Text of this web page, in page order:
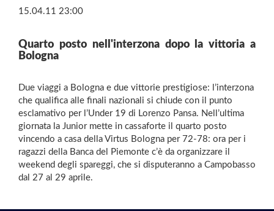
15.04.11 23:00
Quarto posto nell'interzona dopo la vittoria a
Bologna
Due viaggi a Bologna e due vittorie prestigiose: l’interzona
che qualifica alle finali nazionali si chiude con il punto
esclamativo per l’Under 19 di Lorenzo Pansa. Nell’ultima
giornata la Junior mette in cassaforte il quarto posto
vincendo a casa della Virtus Bologna per 72-78: ora per i
ragazzi della Banca del Piemonte c’è da organizzare il
weekend degli spareggi, che si disputeranno a Campobasso
dal 27 al 29 aprile.